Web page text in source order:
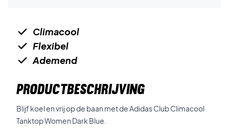
Climacool
Flexibel
Ademend
PRODUCTBESCHRIJVING
Blijf koel en vrij op de baan met de Adidas Club Climacool
Tanktop Women Dark Blue.